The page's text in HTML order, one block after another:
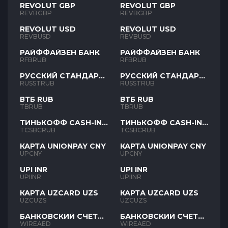
REVOLUT GBP
REVBGBP
REVOLUT USD
REVBUSD
РАЙФФАЙЗЕН БАНК
RFBRUB
РУССКИЙ СТАНДАРТ
RUB
RUSSTRUB
ВТБ RUB
TBRUB
ТИНЬКОФФ CASH-IN
RUB
TCSBCRUB
КАРТА UNIONPAY CNY
UPCNY
UPI INR
UPIINR
КАРТА UZCARD UZS
UZCUZS
БАНКОВСКИЙ СЧЕТ
AED
WIREAED
REVOLUT GBP
REVBGBP
REVOLUT USD
REVBUSD
РАЙФФАЙЗЕН БАНК
RFBRUB
РУССКИЙ СТАНДАРТ
RUB
RUSSTRUB
ВТБ RUB
TBRUB
ТИНЬКОФФ CASH-IN
RUB
TCSBCRUB
КАРТА UNIONPAY CNY
UPCNY
UPI INR
UPIINR
КАРТА UZCARD UZS
UZCUZS
БАНКОВСКИЙ СЧЕТ
AED
WIREAED